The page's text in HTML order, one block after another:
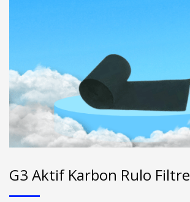
G3 Aktif Karbon Rulo Filtre